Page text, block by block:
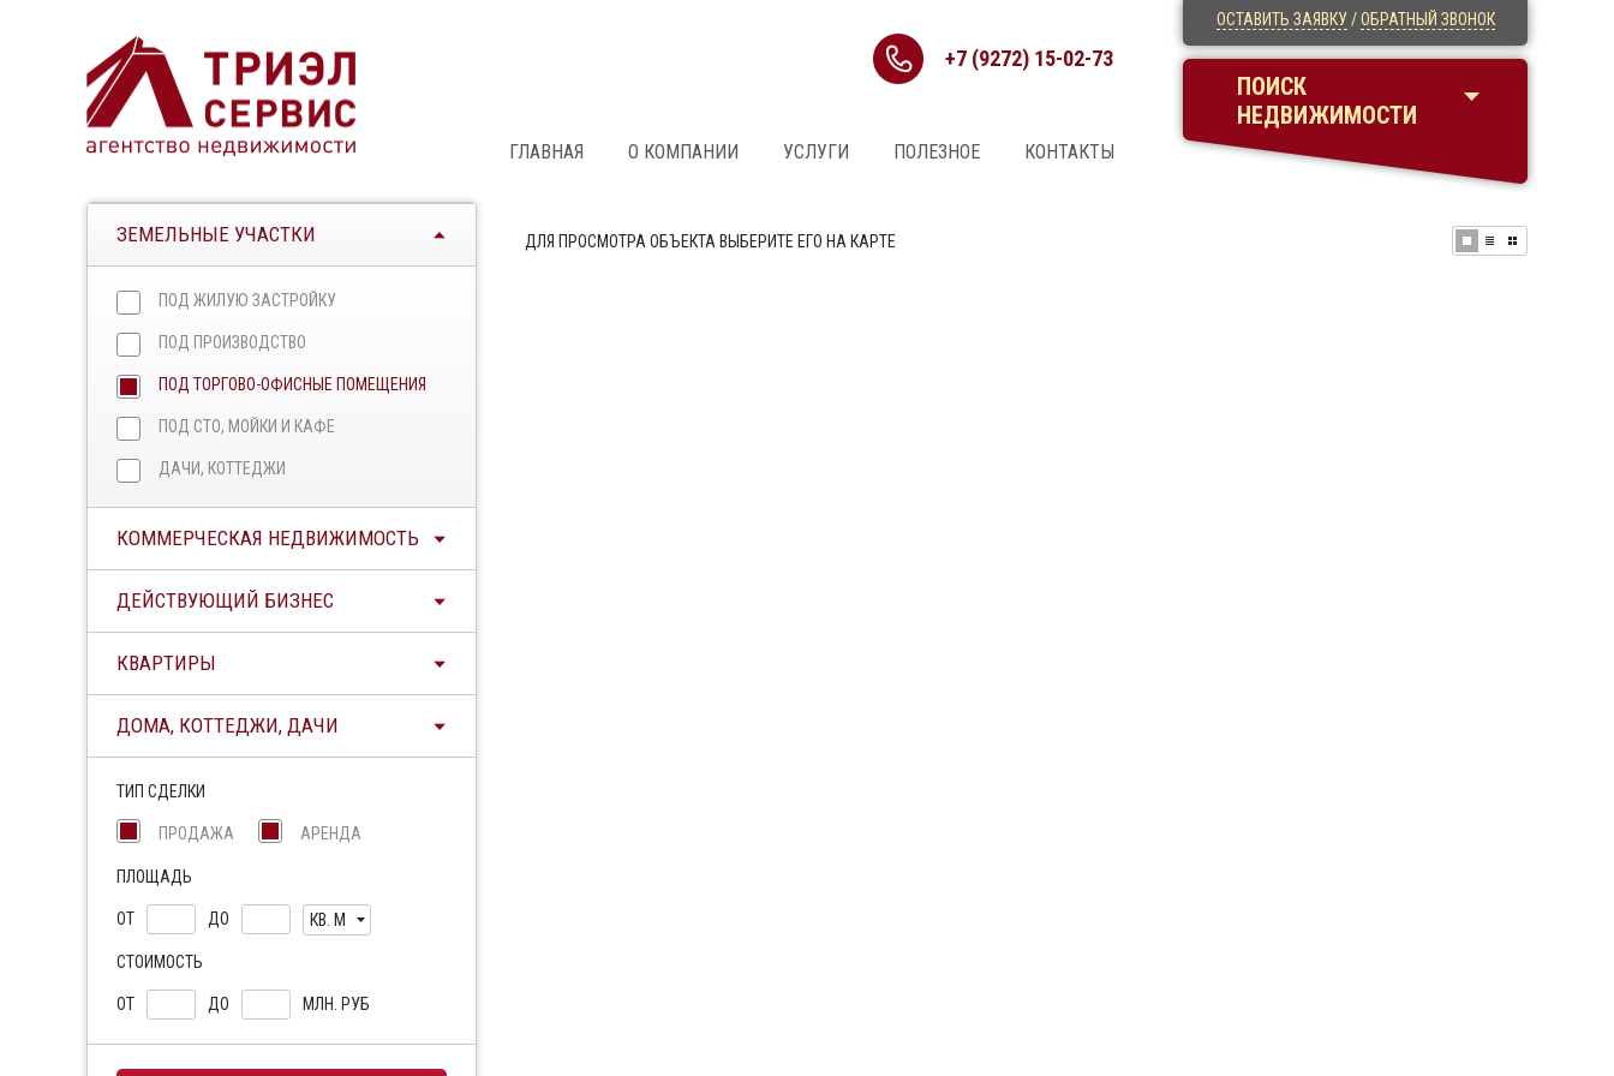
+7 (9272) 15-02-73
ГЛАВНАЯ О КОМПАНИИ УСЛУГИ ПОЛЕЗНОЕ КОНТАКТЫ
ОСТАВИТЬ ЗАЯВКУ/ОБРАТНЫЙ ЗВОНОК
ПОИСК
НЕДВИЖИМОСТИ
ЗЕМЕЛЬНЫЕ УЧАСТКИ
ПОД ЖИЛУЮ ЗАСТРОЙКУ
ПОД ПРОИЗВОДСТВО
ПОД ТОРГОВО-ОФИСНЫЕ ПОМЕЩЕНИЯ
ПОД СТО, МОЙКИ И КАФЕ
ДАЧИ, КОТТЕДЖИ
КОММЕРЧЕСКАЯ НЕДВИЖИМОСТЬ
ДЕЙСТВУЮЩИЙ БИЗНЕС
КВАРТИРЫ
ДОМА, КОТТЕДЖИ, ДАЧИ
ТИП СДЕЛКИ
ПРОДАЖА АРЕНДА
ПЛОЩАДЬ
ОТ ДО КВ. М
СТОИМОСТЬ
ОТ ДО МЛН. РУБ
ДЛЯ ПРОСМОТРА ОБЪЕКТА ВЫБЕРИТЕ ЕГО НА КАРТЕ